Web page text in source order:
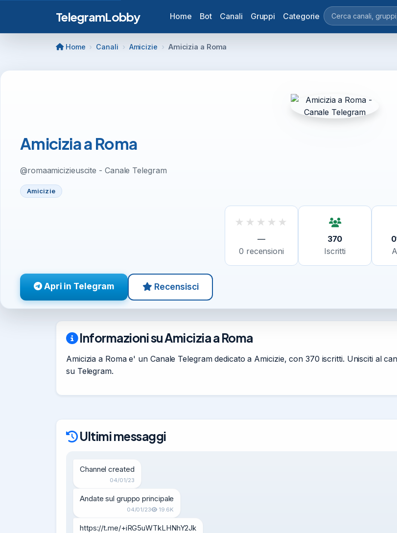
TelegramLobby Home Bot Canali Gruppi Categorie
Home Canali Amicizie Amicizia a Roma
Amicizia a Roma
@romaamicizieuscite - Canale Telegram
Amicizie
★ ★ ★ ★ ★
—
0 recensioni
370
Iscritti
Apri in Telegram Recensisci
Informazioni su Amicizia a Roma
Amicizia a Roma e' un Canale Telegram dedicato a Amicizie, con 370 iscritti. Unisciti al
su Telegram.
Ultimi messaggi
Channel created
04/01/23
Andate sul gruppo principale
04/01/23 19.6K
https://t.me/+iRG5uWTkLHNhY2Jk